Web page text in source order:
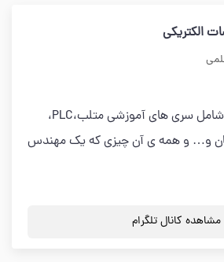
الکتریکی
مطالب مربوط به برق شامل سری های آموزشی متلب،PLC،
فان و… و همه ی آن چیزی که یک مهندس
مشاهده کانال تلگرام